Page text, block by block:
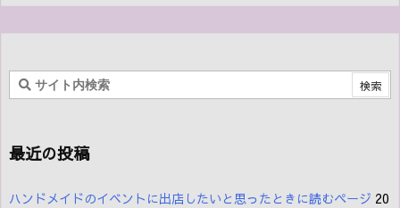
最近の投稿
ハンドメイドのイベントに出店したいと思ったときに読むページ 20